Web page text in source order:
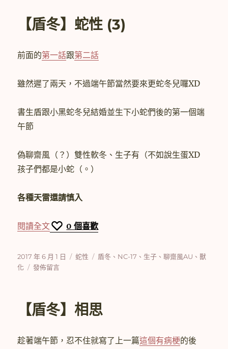
性
【盾冬】蛇性 (3)
前面的第一話跟第二話
雖然遲了兩天，不過端午節當然要來更蛇冬兒囉XD
書生盾跟小黑蛇冬兒結婚並生下小蛇們後的第一個端
午節
偽聊齋風（？）雙性軟冬、生子有（不如說生蛋XD
孩子們都是小蛇（。）
各種天雷還請慎入
閱讀全文〈【盾冬】蛇性 (3)〉
0 個喜歡
發
佈
2017 年 6 月 1 日
分
蛇性
標
盾冬 、 NC-17 、 生子 、聊齋風AU 、獸
化
在
性
發佈留言
【盾冬】相思
趁著端午節，忍不住就寫了上一篇這個有病梗的後